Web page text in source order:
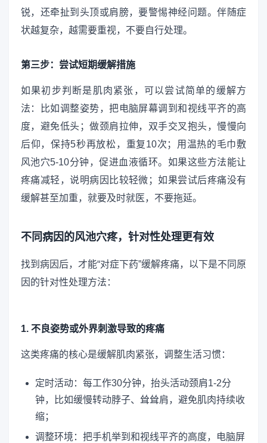
锐，还牵扯到头顶或肩膀，要警惕神经问题。伴随症
状越复杂，越需要重视，不要自行处理。
第三步：尝试短期缓解措施
如果初步判断是肌肉紧张，可以尝试简单的缓解方
法：比如调整姿势，把电脑屏幕调到和视线平齐的高
度，避免低头；做颈肩拉伸，双手交叉抱头，慢慢向
后仰，保持5秒再放松，重复10次；用温热的毛巾敷
风池穴5-10分钟，促进血液循环。如果这些方法能让
疼痛减轻，说明病因比较轻微；如果尝试后疼痛没有
缓解甚至加重，就要及时就医，不要拖延。
不同病因的风池穴疼，针对性处理更有效
找到病因后，才能“对症下药”缓解疼痛，以下是不同原
因的针对性处理方法：
1. 不良姿势或外界刺激导致的疼痛
这类疼痛的核心是缓解肌肉紧张，调整生活习惯：
定时活动：每工作30分钟，抬头活动颈肩1-2分
钟，比如缓慢转动脖子、耸耸肩，避免肌肉持续收
缩；
调整环境：把手机举到和视线平齐的高度，电脑屏